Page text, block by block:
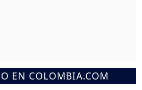
EN COLOMBIA.COM